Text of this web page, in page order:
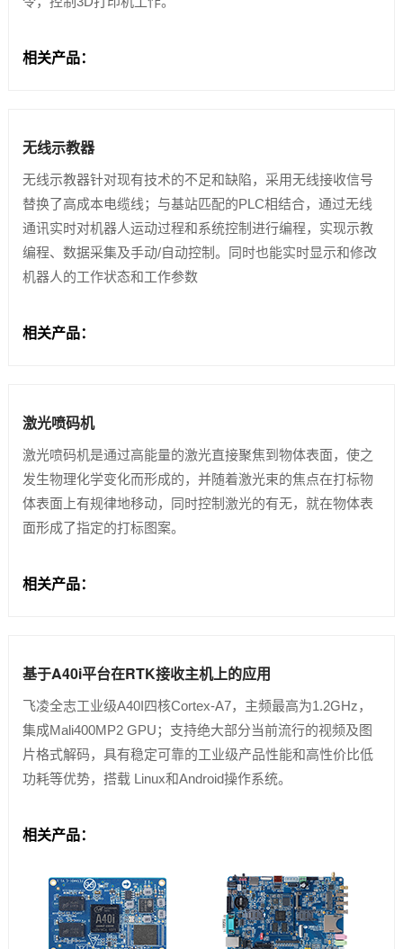
相关产品：
无线示教器
无线示教器针对现有技术的不足和缺陷，采用无线接收信号
替换了高成本电缆线；与基站匹配的PLC相结合，通过无线
通讯实时对机器人运动过程和系统控制进行编程，实现示教
编程、数据采集及手动/自动控制。同时也能实时显示和修改
机器人的工作状态和工作参数
相关产品：
激光喷码机
激光喷码机是通过高能量的激光直接聚焦到物体表面，使之
发生物理化学变化而形成的，并随着激光束的焦点在打标物
体表面上有规律地移动，同时控制激光的有无，就在物体表
面形成了指定的打标图案。
相关产品：
基于A40i平台在RTK接收主机上的应用
飞凌全志工业级A40I四核Cortex-A7，主频最高为1.2GHz，
集成Mali400MP2 GPU；支持绝大部分当前流行的视频及图
片格式解码，具有稳定可靠的工业级产品性能和高性价比低
功耗等优势，搭载 Linux和Android操作系统。
相关产品：